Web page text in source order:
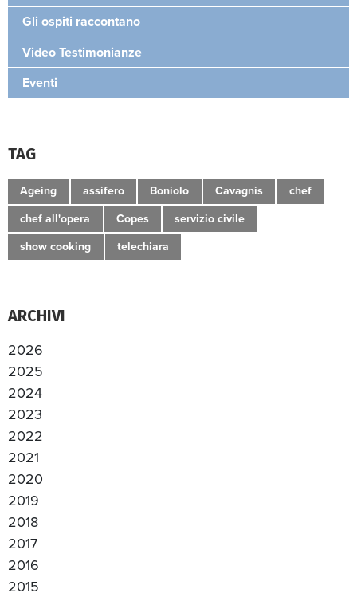
Gli ospiti raccontano
Video Testimonianze
Eventi
TAG
Ageing assifero Boniolo Cavagnis chef
chef all'opera Copes servizio civile
show cooking telechiara
ARCHIVI
2026
2025
2024
2023
2022
2021
2020
2019
2018
2017
2016
2015